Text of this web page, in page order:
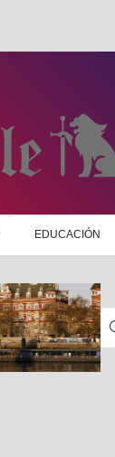
EDUCACIÓN